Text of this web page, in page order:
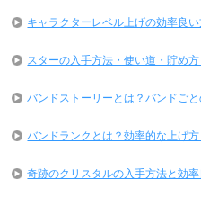
キャラクターレベル上げの効率良
スターの入手方法・使い道・貯め
バンドストーリーとは？バンドご
バンドランクとは？効率的な上げ
奇跡のクリスタルの入手方法と効